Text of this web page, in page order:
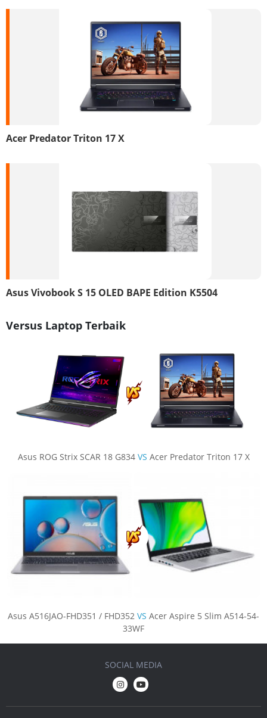
Acer Predator Triton 17 X
Asus Vivobook S 15 OLED BAPE Edition K5504
Versus Laptop Terbaik
Asus ROG Strix SCAR 18 G834 VS Acer Predator Triton 17 X
Asus A516JAO-FHD351 / FHD352 VS Acer Aspire 5 Slim A514-54-
33WF
SOCIAL MEDIA